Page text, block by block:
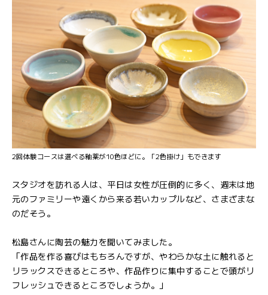
2回体験コースは選べる釉薬が10色ほどに。「2色掛け」もできます
スタジオを訪れる人は、平日は女性が圧倒的に多く、週末は地
元のファミリーや遠くから来る若いカップルなど、さまざまな
のだそう。
松島さんに陶芸の魅力を聞いてみました。
「作品を作る喜びはもちろんですが、やわらかな土に触れると
リラックスできるところや、作品作りに集中することで頭がリ
フレッシュできるところでしょうか。」